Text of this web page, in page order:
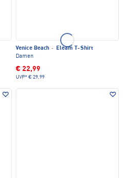
Venice Beach ·
Eleam T-Shirt
Damen
€ 22,99
UVP* € 29,99